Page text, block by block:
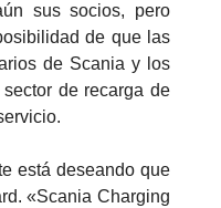
sus socios, pero
de que las
de Scania y los
de recarga de
está deseando que
«Scania Charging